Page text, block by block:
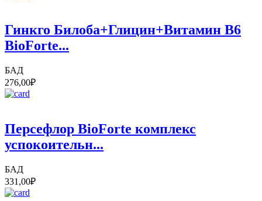
Гинкго Билоба+Глицин+Витамин В6
BioForte...
БАД
276,00₽
Персефлор BioForte комплекс
успокоительн...
БАД
331,00₽